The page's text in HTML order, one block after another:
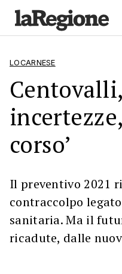
LOCARNESE
corso’
Il preventivo 2021
contraccolpo
sanitaria. Ma il
ricadute, dalle